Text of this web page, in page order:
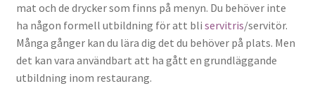
mat och de drycker som finns på menyn. Du behöver inte
ha någon formell utbildning för att bli servitris/servitör.
Många gånger kan du lära dig det du behöver på plats. Men
det kan vara användbart att ha gått en grundläggande
utbildning inom restaurang.